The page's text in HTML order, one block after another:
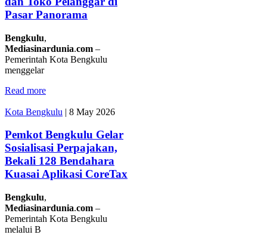
Pasar Panorama
Bengkulu,
Mediasinardunia.com –
Pemerintah Kota Bengkulu
menggelar
Read more
Kota Bengkulu | 8 May 2026
Pemkot Bengkulu Gelar
Sosialisasi Perpajakan,
Bekali 128 Bendahara
Kuasai Aplikasi CoreTax
Bengkulu,
Mediasinardunia.com –
Pemerintah Kota Bengkulu
melalui B